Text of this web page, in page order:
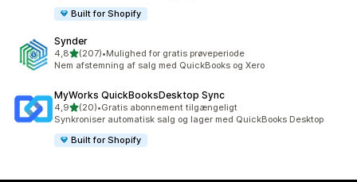
Built for Shopify
Synder
4,8ud af 5 stjerner
(207)
207 anmeldelser i alt
•Mulighed for gratis prøveperiode
Nem afstemning af salg med QuickBooks og Xero
MyWorks QuickBooksDesktop Sync
4,9ud af 5 stjerner
(20)
20 anmeldelser i alt
•Gratis abonnement tilgængeligt
Synkroniser automatisk salg og lager med QuickBooks Desktop
Built for Shopify